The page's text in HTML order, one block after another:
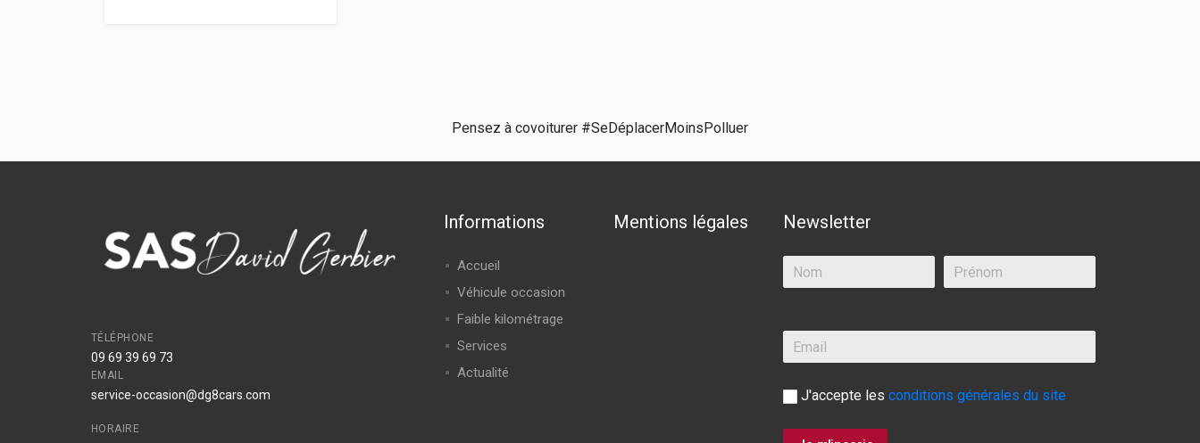
Pensez à covoiturer #SeDéplacerMoinsPolluer
TÉLÉPHONE
09 69 39 69 73
EMAIL
service-occasion@dg8cars.com
HORAIRE
Informations
Accueil
Véhicule occasion
Faible kilométrage
Services
Actualité
Mentions légales Newsletter
J'accepte les conditions générales du site